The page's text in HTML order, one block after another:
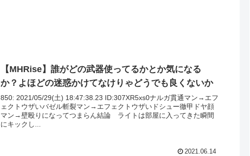
【MHRise】誰がどの武器使ってるかとか気になる
か？よほどの迷惑かけてなけりゃどうでも良くないか
850: 2021/05/29(土) 18:47:38.23 ID:307XR5xs0ナルガ貫通マン→エフ
ェクトウザいバゼル斬裂マン→エフェクトウザいドシュー徹甲ドヤ顔
マン→壁殴りになってつまらん結論 ライトは部屋に入ってきた瞬間
にキックし...
2021.06.14